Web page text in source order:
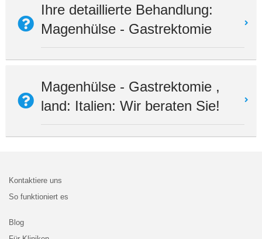
Ihre detaillierte Behandlung:
Magenhülse - Gastrektomie
Magenhülse - Gastrektomie ,
land: Italien: Wir beraten Sie!
Kontaktiere uns
So funktioniert es
Blog